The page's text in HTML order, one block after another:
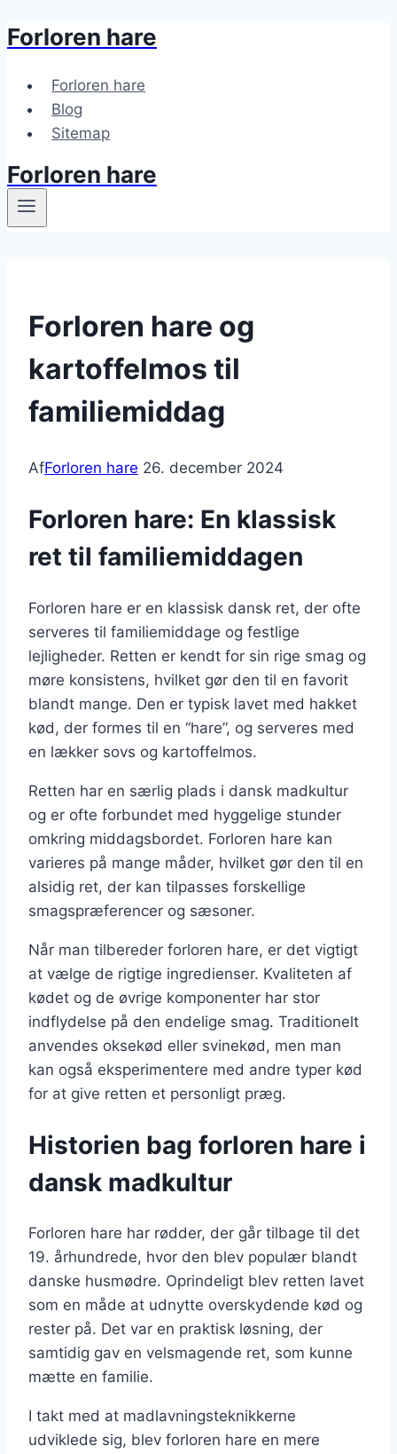
Fortsæt
indhold
Forloren hare
Forloren hare
Blog
Sitemap
Forloren hare
Forloren hare og
kartoffelmos til
familiemiddag
AfForloren hare 26. december 2024
Forloren hare: En klassisk
ret til familiemiddagen
Forloren hare er en klassisk dansk ret, der ofte
serveres til familiemiddage og festlige
lejligheder. Retten er kendt for sin rige smag og
møre konsistens, hvilket gør den til en favorit
blandt mange. Den er typisk lavet med hakket
kød, der formes til en “hare”, og serveres med
en lækker sovs og kartoffelmos.
Retten har en særlig plads i dansk madkultur
og er ofte forbundet med hyggelige stunder
omkring middagsbordet. Forloren hare kan
varieres på mange måder, hvilket gør den til en
alsidig ret, der kan tilpasses forskellige
smagspræferencer og sæsoner.
Når man tilbereder forloren hare, er det vigtigt
at vælge de rigtige ingredienser. Kvaliteten af
kødet og de øvrige komponenter har stor
indflydelse på den endelige smag. Traditionelt
anvendes oksekød eller svinekød, men man
kan også eksperimentere med andre typer kød
for at give retten et personligt præg.
Historien bag forloren hare i
dansk madkultur
Forloren hare har rødder, der går tilbage til det
19. århundrede, hvor den blev populær blandt
danske husmødre. Oprindeligt blev retten lavet
som en måde at udnytte overskydende kød og
rester på. Det var en praktisk løsning, der
samtidig gav en velsmagende ret, som kunne
mætte en familie.
I takt med at madlavningsteknikkerne
udviklede sig, blev forloren hare en mere